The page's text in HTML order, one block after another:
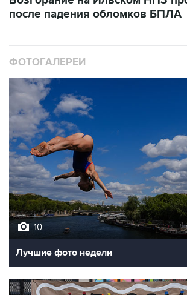
10
Лучшие фото недели